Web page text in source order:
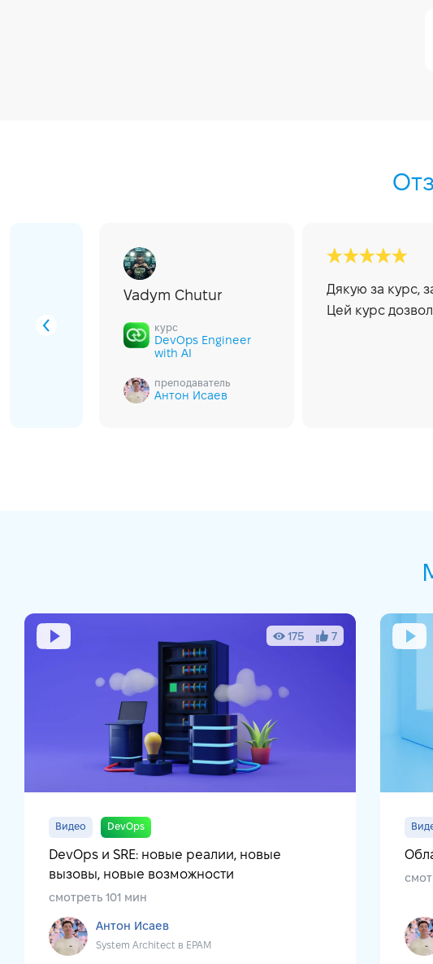
Vadym Chutur
курс
DevOps Engineer
with AI
преподаватель
Антон Исаев
Дякую за курс,
Цей курс
175 7
Видео DevOps
DevOps и SRE: новые реалии, новые
вызовы, новые возможности
смотреть 101 мин
Антон Исаев
System Architect в EPAM